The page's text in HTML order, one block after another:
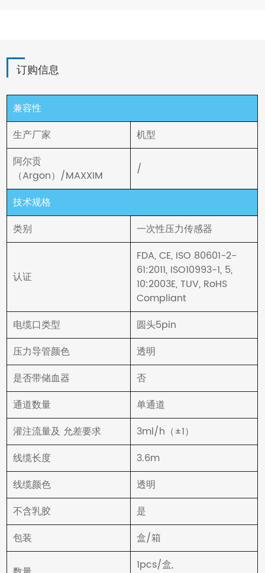
订购信息
兼容性
生产厂家
机型
阿尔贡
（Argon）/MAXXIM
/
技术规格
类别
一次性压力传感器
认证
FDA, CE, ISO 80601-2-
61:2011, ISO10993-1, 5,
10:2003E, TUV, RoHS
Compliant
电缆口类型
圆头5pin
压力导管颜色
透明
是否带储血器
否
通道数量
单通道
灌注流量及 允差要求
3ml/h（±1）
线缆长度
3.6m
线缆颜色
透明
不含乳胶
是
包装
盒/箱
1pcs/盒,